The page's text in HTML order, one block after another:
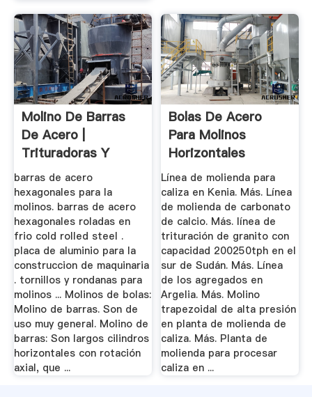
Molino De Barras
De Acero |
Trituradoras Y
Molinos
barras de acero
hexagonales para la
molinos. barras de acero
hexagonales roladas en
frio cold rolled steel .
placa de aluminio para la
construccion de maquinaria
. tornillos y rondanas para
molinos ... Molinos de bolas:
Molino de barras. Son de
uso muy general. Molino de
barras: Son largos cilindros
horizontales con rotación
axial, que ...
Bolas De Acero
Para Molinos
Horizontales
Línea de molienda para
caliza en Kenia. Más. Línea
de molienda de carbonato
de calcio. Más. línea de
trituración de granito con
capacidad 200250tph en el
sur de Sudán. Más. Línea
de los agregados en
Argelia. Más. Molino
trapezoidal de alta presión
en planta de molienda de
caliza. Más. Planta de
molienda para procesar
caliza en ...